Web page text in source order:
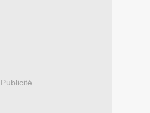
Publicité